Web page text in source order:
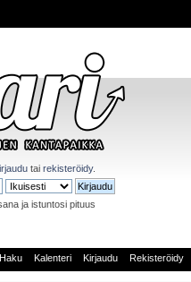
tai rekisteröidy.
ja istuntosi pituus
Haku Kalenteri Kirjaudu Rekisteröidy